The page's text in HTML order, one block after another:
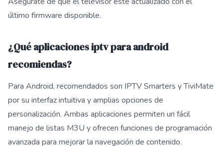
último firmware disponible.
¿Qué aplicaciones iptv para android
recomiendas?
Para Android, recomendados son IPTV Smarters y TiviMate
por su interfaz intuitiva y amplias opciones de
personalización. Ambas aplicaciones permiten un fácil
manejo de listas M3U y ofrecen funciones de programación
avanzada para mejorar la navegación de contenido.